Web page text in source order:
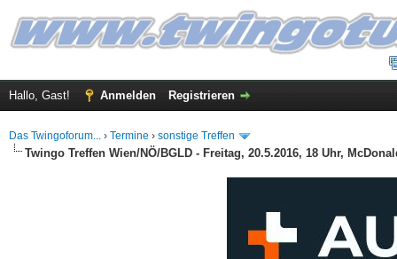
Hallo, Gast! Anmelden Registrieren
Das Twingoforum... › Termine › sonstige Treffen
Twingo Treffen Wien/NÖ/BGLD - Freitag, 20.5.2016, 18 Uhr,